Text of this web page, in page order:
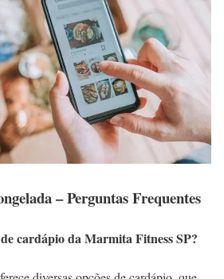
– Perguntas Frequentes
de cardápio da Marmita Fitness SP?